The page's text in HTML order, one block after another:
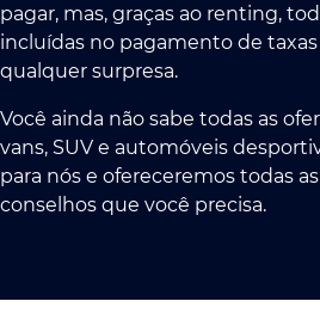
pagar, mas, graças ao renting,
incluídas no pagamento de
qualquer surpresa.
Você ainda não sabe todas as
vans, SUV e automóveis
para nós e ofereceremos todas
conselhos que você precisa.